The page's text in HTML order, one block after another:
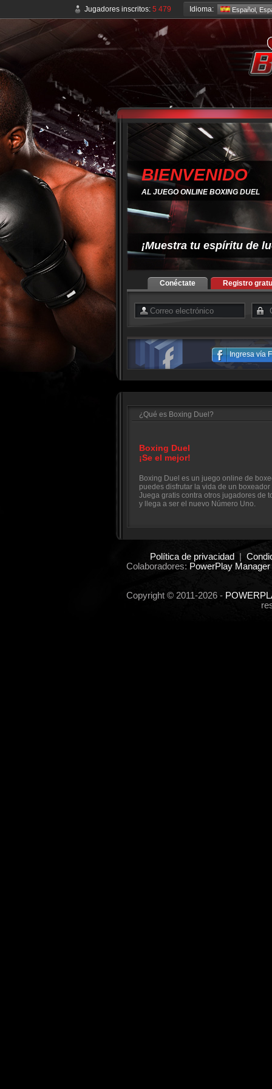
Jugadores inscritos: 5 479 Idioma: Español,
BIENVENIDO
AL JUEGO ONLINE BOXING DUEL
¡Muestra tu espíritu de
Conéctate Registro
Ingresa vía
¿Qué es Boxing Duel?
Boxing Duel
¡Se el mejor!
Boxing Duel es un juego online de
puedes disfrutar la vida de un
Juega gratis contra otros jugadores de
y llega a ser el nuevo Número Uno.
Política de privacidad
Colaboradores: PowerPlay
Copyright © 2011-2026 -